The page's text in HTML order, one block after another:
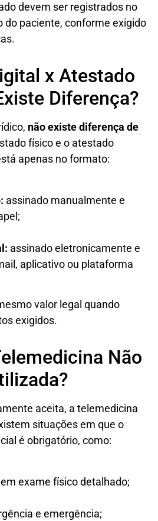
devem ser registrados no
do paciente, conforme exigido
x Atestado
Diferença?
não existe diferença de
físico e o atestado
apenas no formato:
assinado manualmente e
assinado eletronicamente e
aplicativo ou plataforma
valor legal quando
exigidos.
Não
aceita, a telemedicina
situações em que o
é obrigatório, como:
exame físico detalhado;
e emergência;